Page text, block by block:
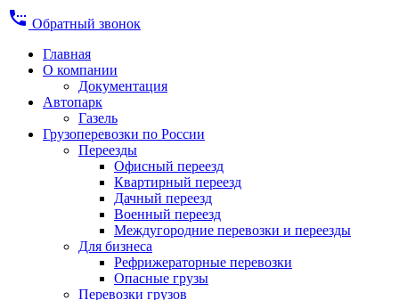
settings_phone Обратный звонок
Главная
О компании
Документация
Автопарк
Газель
Грузоперевозки по России
Переезды
Офисный переезд
Квартирный переезд
Дачный переезд
Военный переезд
Междугородние перевозки и переезды
Для бизнеса
Рефрижераторные перевозки
Опасные грузы
Перевозки грузов